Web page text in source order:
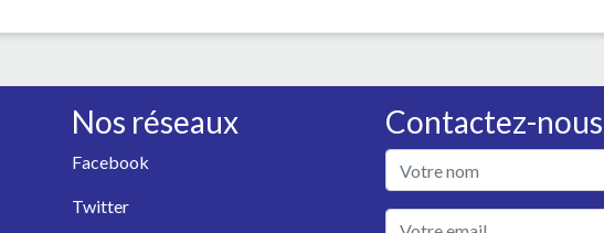
Nos réseaux
Facebook
Twitter
Contactez-nous